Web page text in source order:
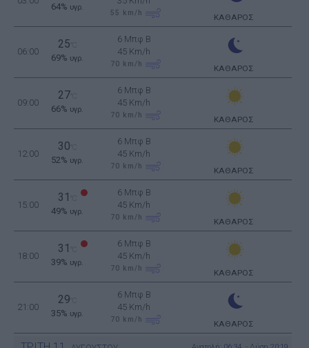
64% υγρ.
55 km/h ΚΑΘΑΡΟΣ
06:00
25
69% υγρ.
6 Μπφ B
45 Km/h
70 km/h ΚΑΘΑΡΟΣ
09:00
27
66% υγρ.
6 Μπφ B
45 Km/h
70 km/h ΚΑΘΑΡΟΣ
12:00
30
52% υγρ.
6 Μπφ B
45 Km/h
70 km/h ΚΑΘΑΡΟΣ
15:00
31
49% υγρ.
6 Μπφ B
45 Km/h
70 km/h ΚΑΘΑΡΟΣ
18:00
31
39% υγρ.
6 Μπφ B
45 Km/h
70 km/h ΚΑΘΑΡΟΣ
21:00
29
35% υγρ.
6 Μπφ B
45 Km/h
70 km/h ΚΑΘΑΡΟΣ